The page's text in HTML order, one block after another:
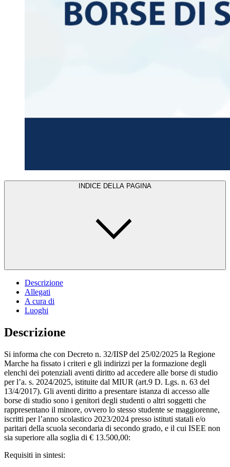
INDICE DELLA PAGINA
Descrizione
Allegati
A cura di
Luoghi
Descrizione
Si informa che con Decreto n. 32/IISP del 25/02/2025 la Regione
Marche ha fissato i criteri e gli indirizzi per la formazione degli
elenchi dei potenziali aventi diritto ad accedere alle borse di studio
per l’a. s. 2024/2025, istituite dal MIUR (art.9 D. Lgs. n. 63 del
13/4/2017). Gli aventi diritto a presentare istanza di accesso alle
borse di studio sono i genitori degli studenti o altri soggetti che
rappresentano il minore, ovvero lo stesso studente se maggiorenne,
iscritti per l’anno scolastico 2023/2024 presso istituti statali e/o
paritari della scuola secondaria di secondo grado, e il cui ISEE non
sia superiore alla soglia di € 13.500,00:
Requisiti in sintesi: